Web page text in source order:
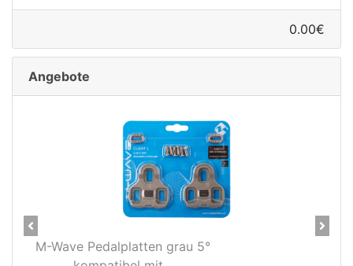
0.00€
Angebote
grau 5°
Previous Next